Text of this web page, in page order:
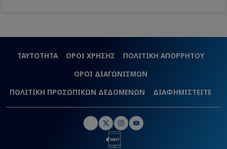
ΤΑΥΤΟΤΗΤΑ ΟΡΟΙ ΧΡΗΣΗΣ
ΠΟΛΙΤΙΚΗ ΑΠΟΡΡΗΤΟΥ
ΟΡΟΙ ΔΙΑΓΩΝΙΣΜΩΝ
ΠΟΛΙΤΙΚΗ ΠΡΟΣΩΠΙΚΩΝ ΔΕΔΟΜΕΝΩΝ
ΔΙΑΦΗΜΙΣΤΕΙΤΕ